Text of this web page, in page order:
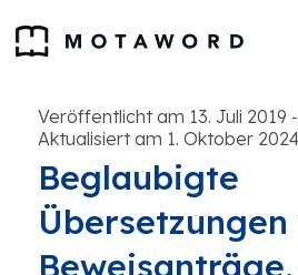
Veröffentlicht am 13. Juli 2019 -
Aktualisiert am 1. Oktober 2024
Beglaubigte